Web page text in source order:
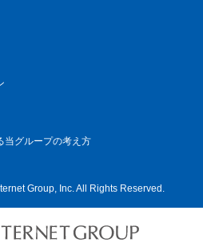
当グループの考え方
Group, Inc. All Rights Reserved.